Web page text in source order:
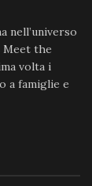
nell’universo
Meet the
volta i
a famiglie e